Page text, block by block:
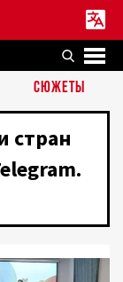
СЮЖЕТЫ
стран